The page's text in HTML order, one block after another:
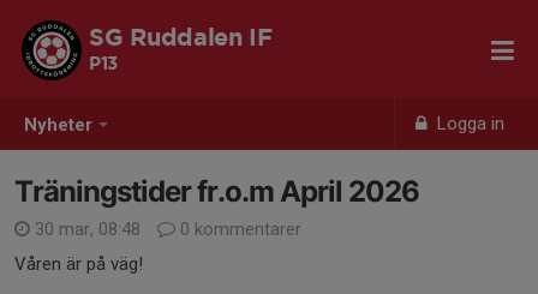
Nyheter Logga in
SG Ruddalen IF
P13
Träningstider fr.o.m April 2026
30 mar, 08:48
0 kommentarer
Våren är på väg!